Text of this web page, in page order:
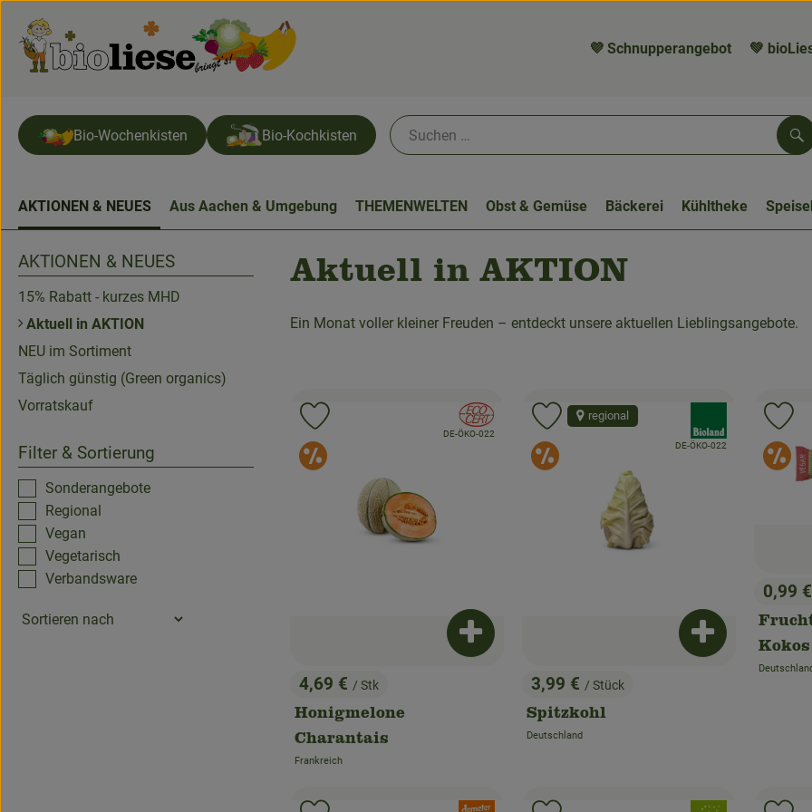
💜 Schnupperangebot 💚
Bio-Wochenkisten Bio-Kochkisten
AKTIONEN & NEUES Aus Aachen & Umgebung THEMENWELTEN Obst & Gemüse Bäckerei Kühltheke
AKTIONEN & NEUES
15% Rabatt - kurzes MHD
Aktuell in AKTION
NEU im Sortiment
Täglich günstig (Green organics)
Vorratskauf
Filter & Sortierung
Sonderangebote
Regional
Vegan
Vegetarisch
Verbandsware
Aktuell in AKTION
Ein Monat voller kleiner Freuden – entdeckt unsere aktuellen Lieblingsangebote.
, Preis:
4,69 € / Stk
Honigmelone
Charantais
, Herkunft:
Frankreich
Produkt zum Warenkorb hinzufügen
, Verband:
, Kontrollstelle:
DE-ÖKO-022
Sonderangebote
Produkt zu Favouriten hinzufügen
, Preis:
3,99 € / Stück
Spitzkohl
, Herkunft:
Deutschland
Produkt zum
, Kontrollstelle:
DE-ÖKO-022
Sonderangebote
regional
Produkt zu Favouriten hinzufügen
, Preis:
0,99 €
, Herkunft: